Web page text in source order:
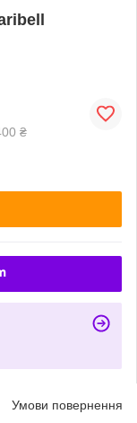
₴
Умови повернення